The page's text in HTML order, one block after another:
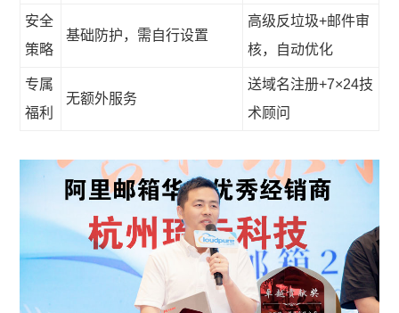
安全
策略
基础防护，需自行设置
高级反垃圾+邮件审
核，自动优化
专属
福利
无额外服务
送域名注册+7×24技
术顾问